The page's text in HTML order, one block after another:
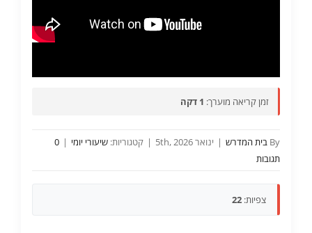
זמן קריאה מוערך: 1 דקה
By בית המדרש | ינואר 5th, 2026 | קטגוריות: שיעורי יומי |
0
תגובות
צפיות: 22